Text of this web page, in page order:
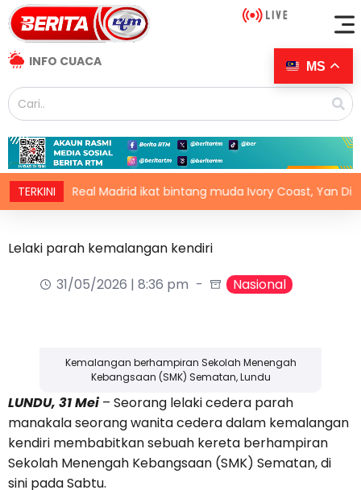
INFO CUACA
TERKINI
Real Madrid ikat bintang muda Ivory Coast, Yan Diomande
Lelaki parah kemalangan kendiri
31/05/2026 | 8:36 pm
Nasional
Kemalangan berhampiran Sekolah Menengah
Kebangsaan (SMK) Sematan, Lundu
LUNDU, 31 Mei– Seorang lelaki cedera parah
manakala seorang wanita cedera dalam kemalangan
kendiri membabitkan sebuah kereta berhampiran
Sekolah Menengah Kebangsaan (SMK) Sematan, di
sini pada Sabtu.
MS